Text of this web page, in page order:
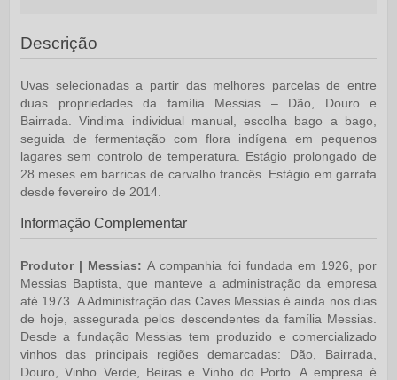
Descrição
Uvas selecionadas a partir das melhores parcelas de entre
duas propriedades da família Messias – Dão, Douro e
Bairrada. Vindima individual manual, escolha bago a bago,
seguida de fermentação com flora indígena em pequenos
lagares sem controlo de temperatura. Estágio prolongado de
28 meses em barricas de carvalho francês. Estágio em garrafa
desde fevereiro de 2014.
Informação Complementar
Produtor | Messias: A companhia foi fundada em 1926, por
Messias Baptista, que manteve a administração da empresa
até 1973. A Administração das Caves Messias é ainda nos dias
de hoje, assegurada pelos descendentes da família Messias.
Desde a fundação Messias tem produzido e comercializado
vinhos das principais regiões demarcadas: Dão, Bairrada,
Douro, Vinho Verde, Beiras e Vinho do Porto. A empresa é